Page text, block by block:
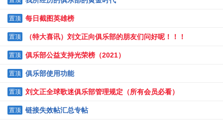
置顶 每日截图英雄榜
置顶 （特大喜讯）刘文正向俱乐部的朋友们问好呢！！！
置顶 俱乐部公益支持光荣榜（2021）
置顶 俱乐部使用功能
置顶 刘文正全球歌迷俱乐部管理规定（所有会员必看）
置顶 链接失效帖汇总专帖